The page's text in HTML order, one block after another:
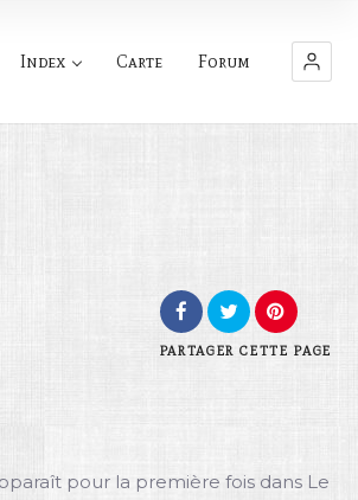
Index Carte Forum
PARTAGER CETTE PAGE
pour la première fois dans Le